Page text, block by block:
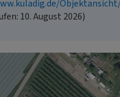
10. August 2026)